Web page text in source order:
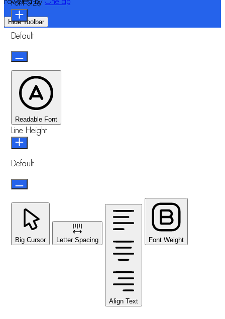
Hide Toolbar
Font Size
Default
Readable Font
Line Height
Default
Big Cursor Letter Spacing
Align Text
Font Weight